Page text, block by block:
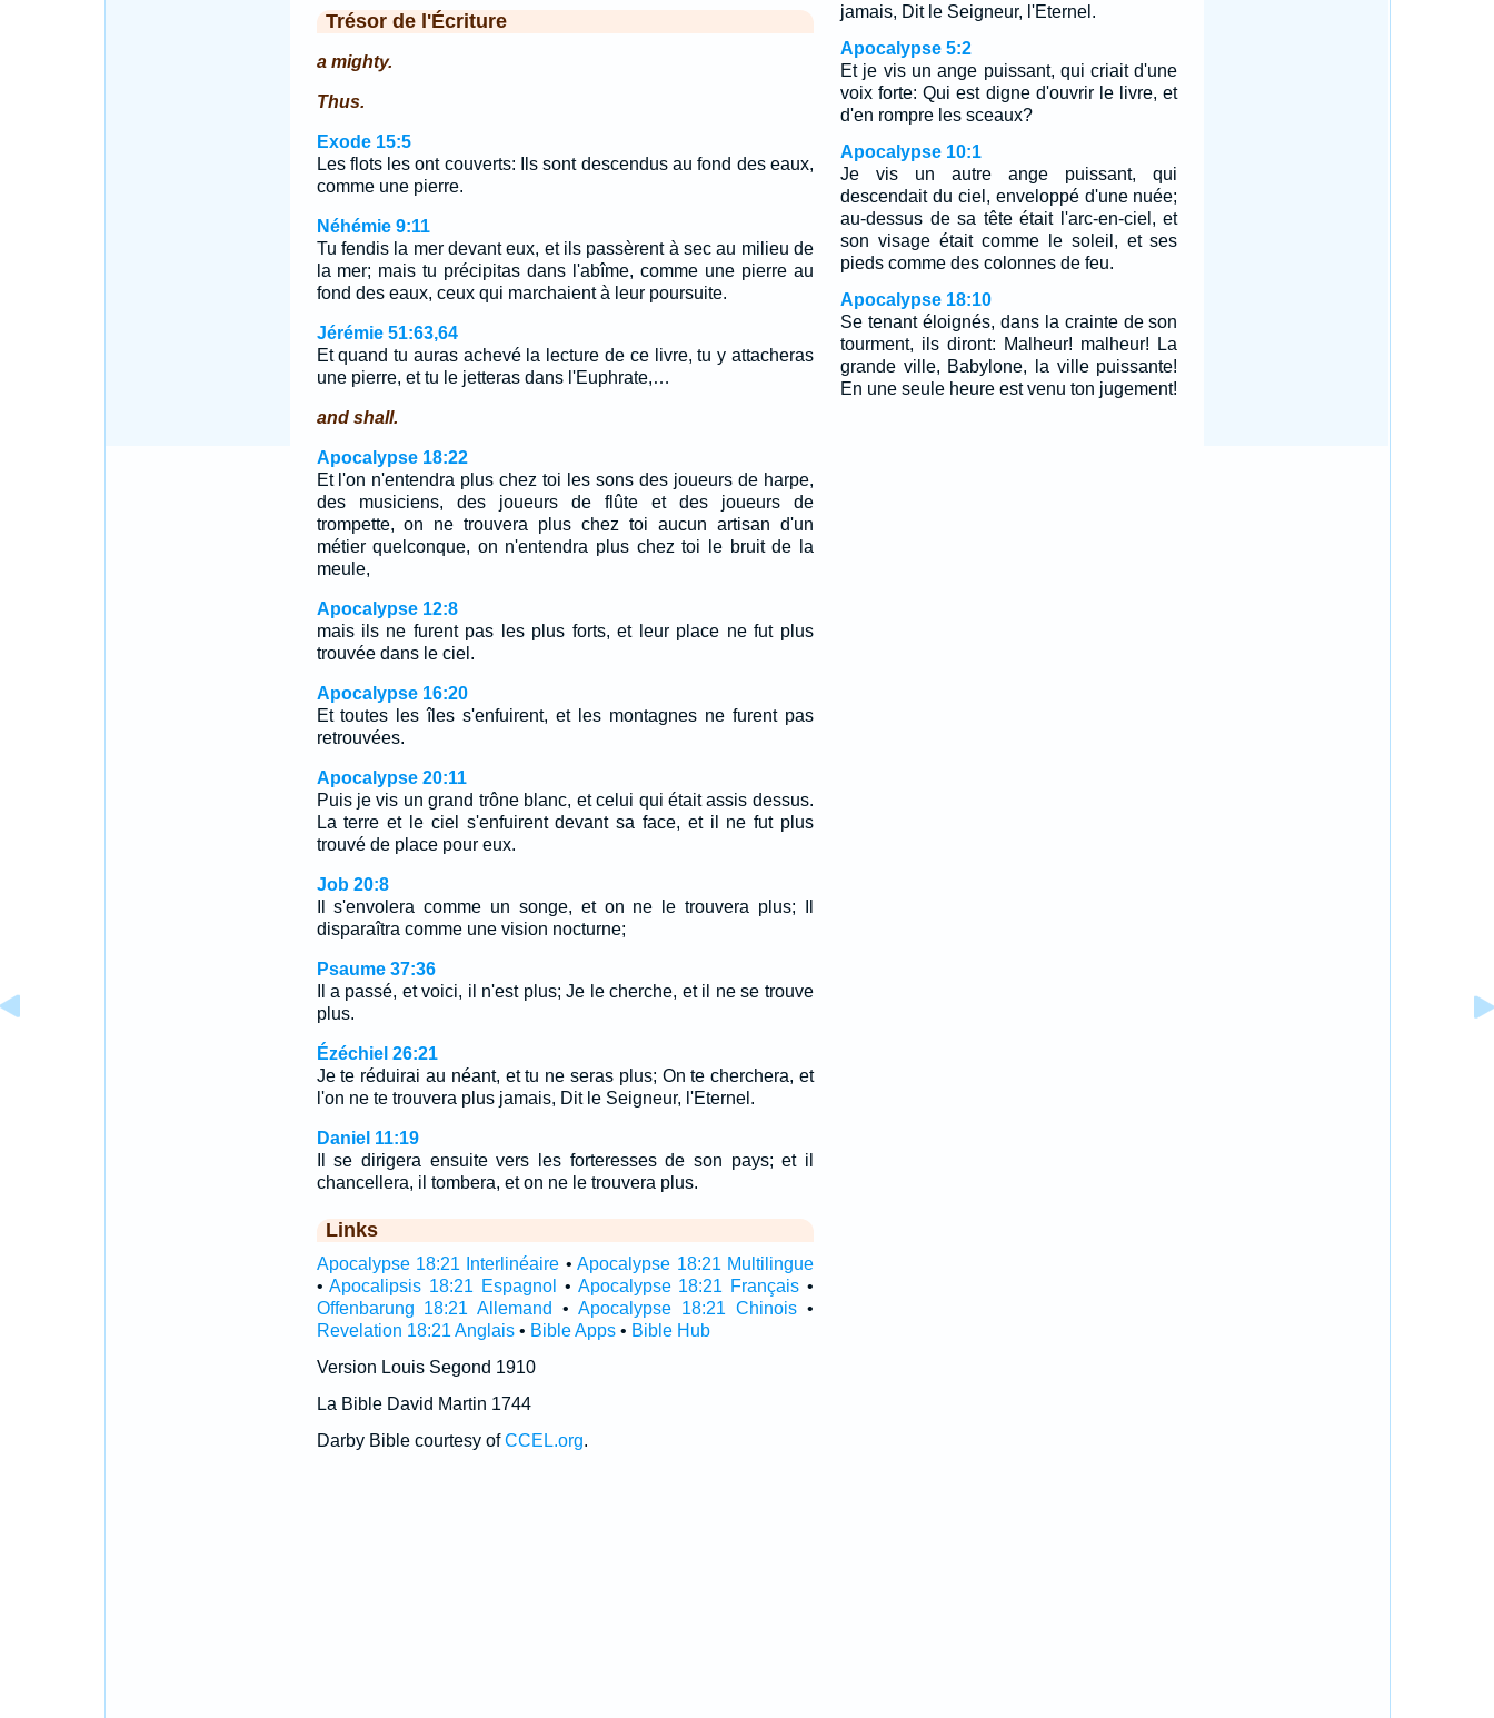
Trésor de l'Écriture
a mighty.
Thus.
Exode 15:5
Les flots les ont couverts: Ils sont descendus au fond des eaux,
comme une pierre.
Néhémie 9:11
Tu fendis la mer devant eux, et ils passèrent à sec au milieu de
la mer; mais tu précipitas dans l'abîme, comme une pierre au
fond des eaux, ceux qui marchaient à leur poursuite.
Jérémie 51:63,64
Et quand tu auras achevé la lecture de ce livre, tu y attacheras
une pierre, et tu le jetteras dans l'Euphrate,…
and shall.
Apocalypse 18:22
Et l'on n'entendra plus chez toi les sons des joueurs de harpe,
des musiciens, des joueurs de flûte et des joueurs de
trompette, on ne trouvera plus chez toi aucun artisan d'un
métier quelconque, on n'entendra plus chez toi le bruit de la
meule,
Apocalypse 12:8
mais ils ne furent pas les plus forts, et leur place ne fut plus
trouvée dans le ciel.
Apocalypse 16:20
Et toutes les îles s'enfuirent, et les montagnes ne furent pas
retrouvées.
Apocalypse 20:11
Puis je vis un grand trône blanc, et celui qui était assis dessus.
La terre et le ciel s'enfuirent devant sa face, et il ne fut plus
trouvé de place pour eux.
Job 20:8
Il s'envolera comme un songe, et on ne le trouvera plus; Il
disparaîtra comme une vision nocturne;
Psaume 37:36
Il a passé, et voici, il n'est plus; Je le cherche, et il ne se trouve
plus.
Ézéchiel 26:21
Je te réduirai au néant, et tu ne seras plus; On te cherchera, et
l'on ne te trouvera plus jamais, Dit le Seigneur, l'Eternel.
Daniel 11:19
Il se dirigera ensuite vers les forteresses de son pays; et il
chancellera, il tombera, et on ne le trouvera plus.
Links
Apocalypse 18:21 Interlinéaire •Apocalypse 18:21 Multilingue
•Apocalipsis 18:21 Espagnol • Apocalypse 18:21 Français •
Offenbarung 18:21 Allemand
•Apocalypse 18:21 Chinois •
Revelation 18:21 Anglais• Bible Apps• Bible Hub
Version Louis Segond 1910
La Bible David Martin 1744
Darby Bible courtesy ofCCEL.org.
jamais, Dit le Seigneur, l'Eternel.
Apocalypse 5:2
Et je vis un ange puissant, qui criait d'une
voix forte: Qui est digne d'ouvrir le livre, et
d'en rompre les sceaux?
Apocalypse 10:1
Je vis un autre ange puissant, qui
descendait du ciel, enveloppé d'une nuée;
au-dessus de sa tête était l'arc-en-ciel, et
son visage était comme le soleil, et ses
pieds comme des colonnes de feu.
Apocalypse 18:10
Se tenant éloignés, dans la crainte de son
tourment, ils diront: Malheur! malheur! La
grande ville, Babylone, la ville puissante!
En une seule heure est venu ton jugement!